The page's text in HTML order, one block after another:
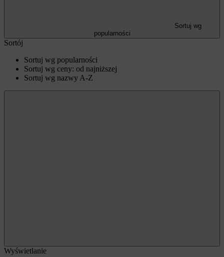
Sortuj wg
popularności
Sortój
Sortuj wg popularności
Sortuj wg ceny: od najniższej
Sortuj wg nazwy A-Z
Wyświetlanie